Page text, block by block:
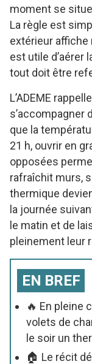
moment se
La règle est
extérieur affiche
est utile d’aérer
tout doit être
L’ADEME
s’accompagner
que la
21 h, ouvrir en
opposées
rafraîchit murs,
thermique
la journée
le matin et de
pleinement leur
EN BREF
🔥 En pleine
volets de
le soir un
🏠 Le récit